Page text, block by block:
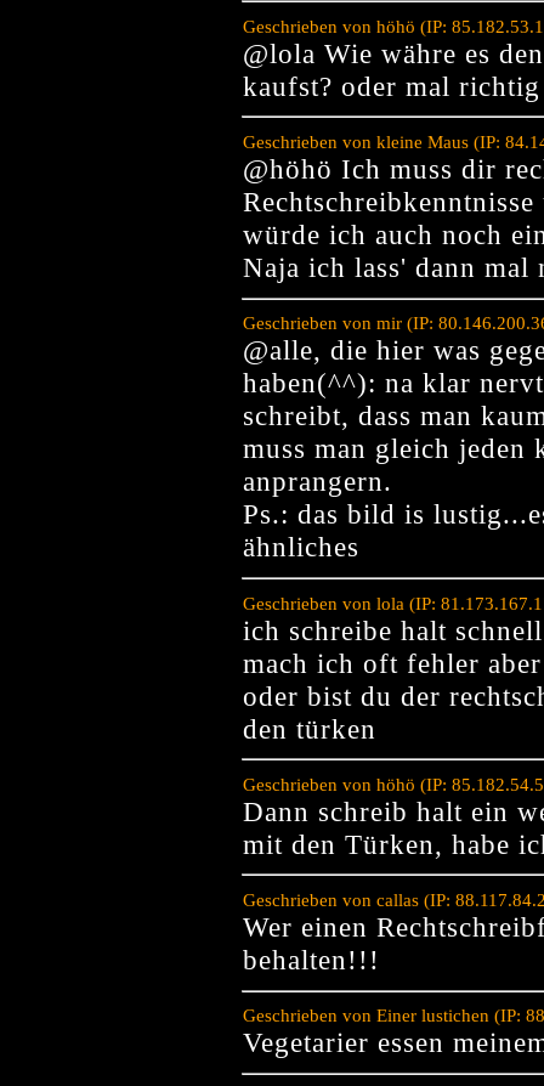
Geschrieben von höhö (IP:
@lola Wie währe es
kaufst? oder mal
Geschrieben von kleine Maus (IP:
@höhö Ich muss dir
würde ich auch noch
Naja ich lass' dann
Geschrieben von mir (IP:
@alle, die hier was
haben(^^): na klar
schreibt, dass man
muss man gleich jeden
anprangern.
Ps.: das bild is
ähnliches
Geschrieben von lola (IP:
ich schreibe halt
mach ich oft fehler
oder bist du der
den türken
Geschrieben von höhö (IP:
Dann schreib halt ein
mit den Türken, habe
Geschrieben von callas (IP:
Wer einen
behalten!!!
Geschrieben von Einer lustichen (IP:
Vegetarier essen